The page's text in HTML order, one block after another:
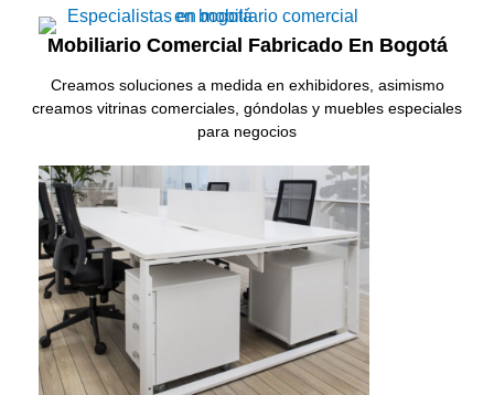
Mobiliario Comercial Fabricado En Bogotá
Creamos soluciones a medida en exhibidores, asimismo
creamos vitrinas comerciales, góndolas y muebles especiales
para negocios